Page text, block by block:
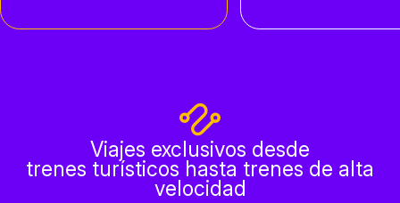
Viajes exclusivos desde
trenes turísticos hasta trenes de alta
velocidad